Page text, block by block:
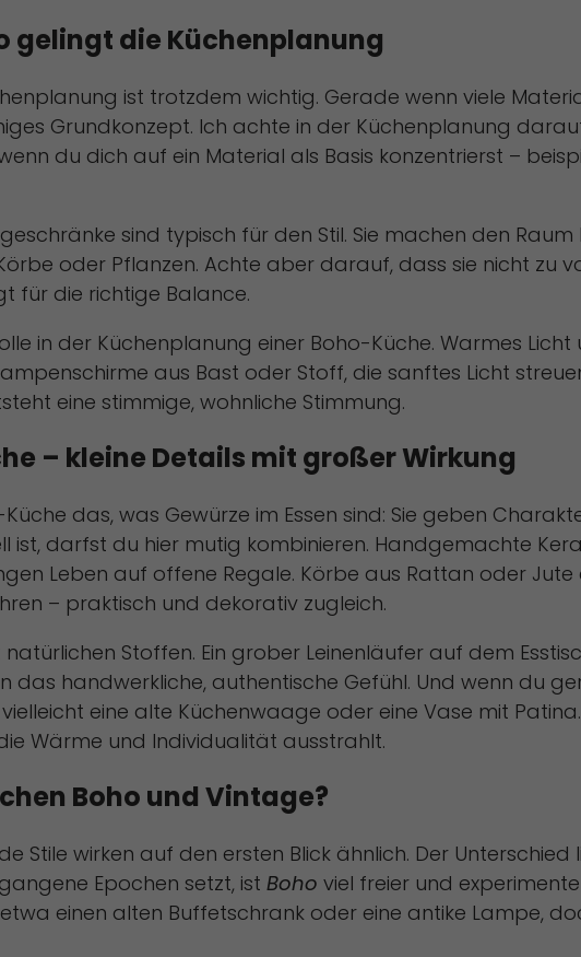
gelingt die Küchenplanung
ist trotzdem wichtig. Gerade wenn viele
Grundkonzept. Ich achte in der Küchenplanung
du dich auf ein Material als Basis konzentrierst –
sind typisch für den Stil. Sie machen den
oder Pflanzen. Achte aber darauf, dass sie nicht zu
für die richtige Balance.
in der Küchenplanung einer Boho-Küche. Warmes
aus Bast oder Stoff, die sanftes Licht
eine stimmige, wohnliche Stimmung.
– kleine Details mit großer Wirkung
das, was Gewürze im Essen sind: Sie geben
ist, darfst du hier mutig kombinieren. Handgemachte
Leben auf offene Regale. Körbe aus Rattan oder Jute
– praktisch und dekorativ zugleich.
Stoffen. Ein grober Leinenläufer auf dem
das handwerkliche, authentische Gefühl. Und wenn du
eine alte Küchenwaage oder eine Vase mit
Wärme und Individualität ausstrahlt.
Boho und Vintage?
Stile wirken auf den ersten Blick ähnlich. Der Unterschied
Epochen setzt, ist Boho viel freier und
einen alten Buffetschrank oder eine antike Lampe,